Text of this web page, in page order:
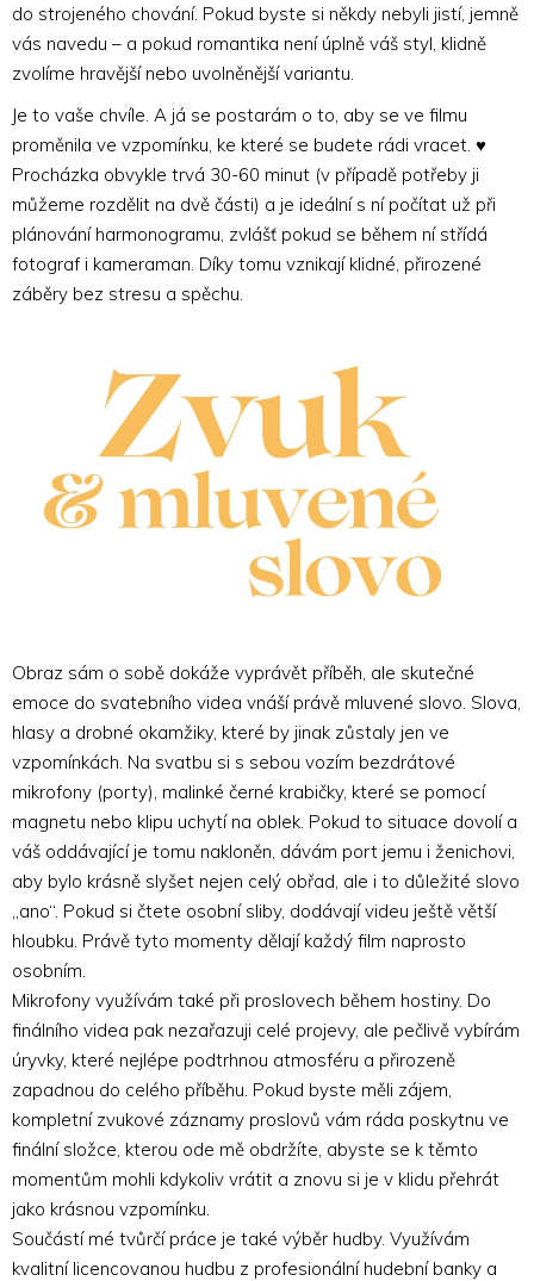
do strojeného chování. Pokud byste si někdy nebyli jistí, jemně
vás navedu – a pokud romantika není úplně váš styl, klidně
zvolíme hravější nebo uvolněnější variantu.
Je to vaše chvíle. A já se postarám o to, aby se ve filmu
proměnila ve vzpomínku, ke které se budete rádi vracet. ♥
Procházka obvykle trvá 30-60 minut (v případě potřeby ji
můžeme rozdělit na dvě části) a je ideální s ní počítat už při
plánování harmonogramu, zvlášť pokud se během ní střídá
fotograf i kameraman. Díky tomu vznikají klidné, přirozené
záběry bez stresu a spěchu.
Obraz sám o sobě dokáže vyprávět příběh, ale skutečné
emoce do svatebního videa vnáší právě mluvené slovo. Slova,
hlasy a drobné okamžiky, které by jinak zůstaly jen ve
vzpomínkách. Na svatbu si s sebou vozím bezdrátové
mikrofony (porty), malinké černé krabičky, které se pomocí
magnetu nebo klipu uchytí na oblek. Pokud to situace dovolí a
váš oddávající je tomu nakloněn, dávám port jemu i ženichovi,
aby bylo krásně slyšet nejen celý obřad, ale i to důležité slovo
„ano“. Pokud si čtete osobní sliby, dodávají videu ještě větší
hloubku. Právě tyto momenty dělají každý film naprosto
osobním.
Mikrofony využívám také při proslovech během hostiny. Do
finálního videa pak nezařazuji celé projevy, ale pečlivě vybírám
úryvky, které nejlépe podtrhnou atmosféru a přirozeně
zapadnou do celého příběhu. Pokud byste měli zájem,
kompletní zvukové záznamy proslovů vám ráda poskytnu ve
finální složce, kterou ode mě obdržíte, abyste se k těmto
momentům mohli kdykoliv vrátit a znovu si je v klidu přehrát
jako krásnou vzpomínku.
Součástí mé tvůrčí práce je také výběr hudby. Využívám
kvalitní licencovanou hudbu z profesionální hudební banky a